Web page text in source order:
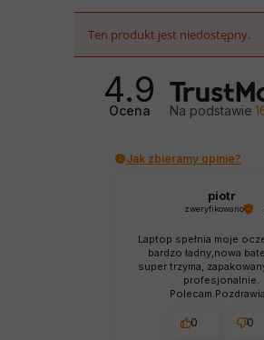
Ten produkt jest niedostępny.
4.9
Ocena Na podstawie
Jak zbieramy opinie?
piotr
zweryfikowano
Laptop spełnia moje
bardzo ładny,nowa
super trzyma,
profesjonalnie.
0 0